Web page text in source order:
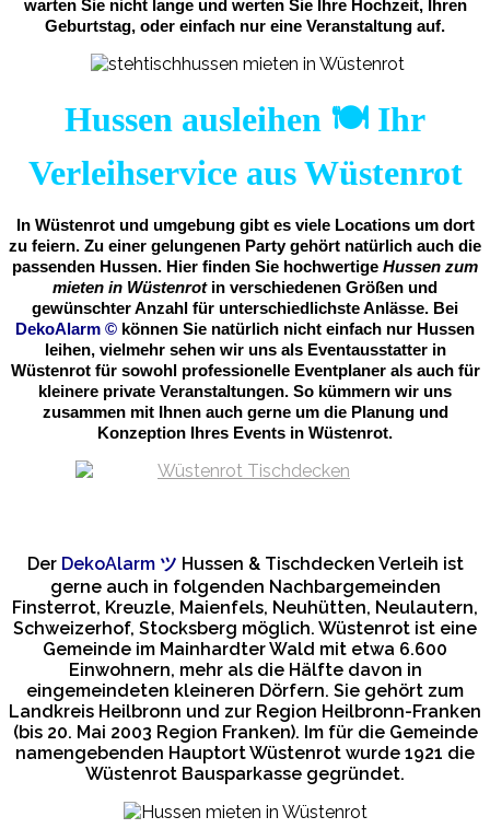
warten Sie nicht lange und werten Sie Ihre Hochzeit, Ihren
Geburtstag, oder einfach nur eine Veranstaltung auf.
Hussen ausleihen 🍽️ Ihr
Verleihservice aus Wüstenrot
In Wüstenrot und umgebung gibt es viele Locations um dort
zu feiern. Zu einer gelungenen Party gehört natürlich auch die
passenden Hussen. Hier finden Sie hochwertige Hussen zum
mieten in Wüstenrotin verschiedenen Größen und
gewünschter Anzahl für unterschiedlichste Anlässe. Bei
DekoAlarm © können Sie natürlich nicht einfach nur Hussen
leihen, vielmehr sehen wir uns als Eventausstatter in
Wüstenrot für sowohl professionelle Eventplaner als auch für
kleinere private Veranstaltungen. So kümmern wir uns
zusammen mit Ihnen auch gerne um die Planung und
Konzeption Ihres Events in Wüstenrot.
Der DekoAlarm ツ Hussen & Tischdecken Verleih ist
gerne auch in folgenden Nachbargemeinden
Finsterrot, Kreuzle, Maienfels, Neuhütten, Neulautern,
Schweizerhof, Stocksberg möglich. Wüstenrot ist eine
Gemeinde im Mainhardter Wald mit etwa 6.600
Einwohnern, mehr als die Hälfte davon in
eingemeindeten kleineren Dörfern. Sie gehört zum
Landkreis Heilbronn und zur Region Heilbronn-Franken
(bis 20. Mai 2003 Region Franken). Im für die Gemeinde
namengebenden Hauptort Wüstenrot wurde 1921 die
Wüstenrot Bausparkasse gegründet.